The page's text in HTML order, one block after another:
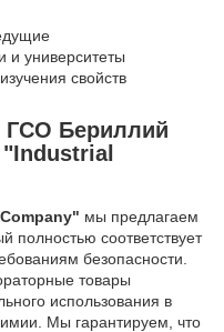
и университеты
свойств
ГСО Бериллий
"Industrial
мы предлагаем
полностью соответствует
безопасности.
товары
использования в
Мы гарантируем, что